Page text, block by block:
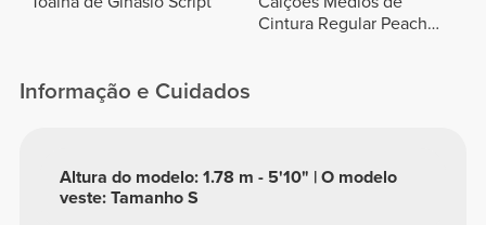
Cintura Regular Peach
Informação e Cuidados
Altura do modelo: 1.78 m - 5'10" | O modelo
veste: Tamanho S